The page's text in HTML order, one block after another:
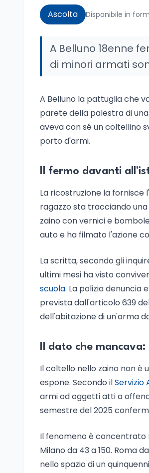
Ascolta Disponibile in
A Belluno 18enne
di minori armati
A Belluno la pattuglia che
parete della palestra di
aveva con sé un coltellino
porto d'armi.
Il fermo davanti
La ricostruzione la
ragazzo sta tracciando
zaino con vernici e
auto e ha filmato l'azione
La scritta, secondo gli
ultimi mesi ha visto
scuola. La polizia
prevista dall'articolo 639
dell'abitazione di un'arma
Il dato che
Il coltello nello zaino non è
espone. Secondo ilServizio
armi od oggetti atti a
semestre del 2025
Il fenomeno è concentrato
Milano da 43 a 150. Roma
nello spazio di un